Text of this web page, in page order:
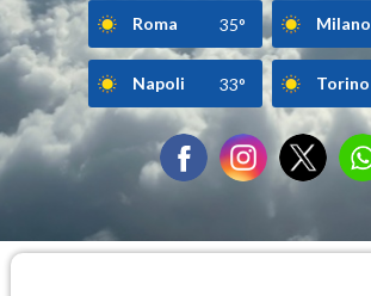
Roma 35° Milano
Napoli 33° Torino